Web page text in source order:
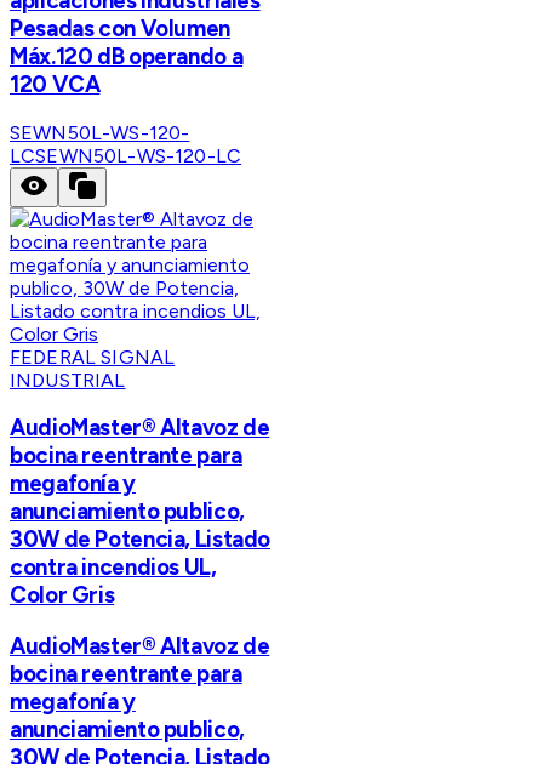
Pesadas con Volumen
Máx.120 dB operando a
120 VCA
SEWN50L-WS-120-
LCSEWN50L-WS-120-LC
FEDERAL SIGNAL
INDUSTRIAL
AudioMaster® Altavoz de
bocina reentrante para
megafonía y
anunciamiento publico,
30W de Potencia, Listado
contra incendios UL,
Color Gris
AudioMaster® Altavoz de
bocina reentrante para
megafonía y
anunciamiento publico,
30W de Potencia, Listado